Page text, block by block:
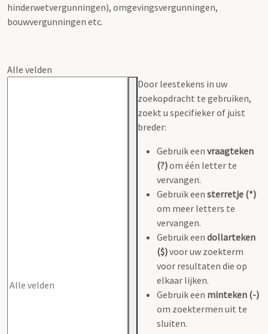
hinderwetvergunningen), omgevingsvergunningen,
bouwvergunningen etc.
Alle velden
Door leestekens in uw
zoekopdracht te gebruiken,
zoekt u specifieker of juist
breder:
Gebruik een vraagteken
(?)om één letter te
vervangen.
Gebruik een sterretje (*)
om meer letters te
vervangen.
Gebruik een dollarteken
($)voor uw zoekterm
voor resultaten die op
elkaar lijken.
Gebruik een minteken (-)
om zoektermen uit te
sluiten.